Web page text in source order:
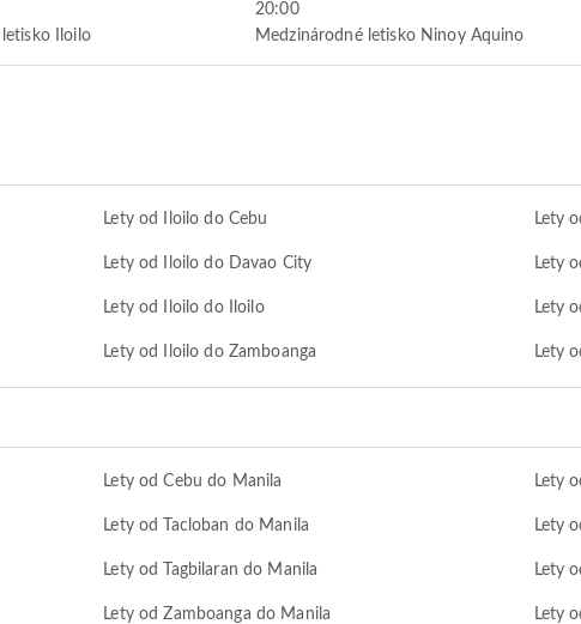
Iloilo
20:00
Medzinárodné letisko Ninoy Aquino
Lety od Iloilo do Cebu Lety
Lety od Iloilo do Davao City Lety
Lety od Iloilo do Iloilo Lety
Lety od Iloilo do Zamboanga Lety
Lety od Cebu do Manila Lety
Lety od Tacloban do Manila Lety
Lety od Tagbilaran do Manila Lety
Lety od Zamboanga do Manila Lety